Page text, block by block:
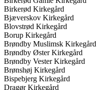
Birkerød Kirkegård
Bjæverskov Kirkegård
Blovstrød Kirkegård
Borup Kirkegård
Brøndby Muslimsk Kirkegård
Brøndby Øster Kirkegård
Brøndby Vester Kirkegård
Brønshøj Kirkegård
Bispebjerg Kirkegård
Dragør Kirkegård